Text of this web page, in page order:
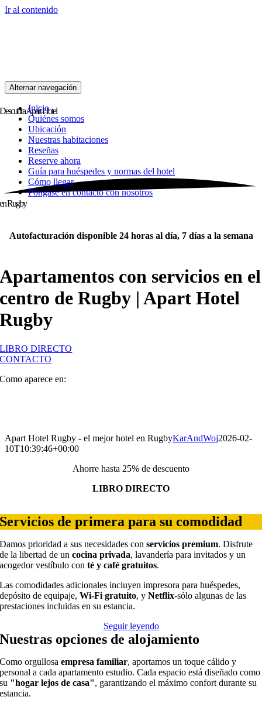
Ir al contenido
Alternar navegación
Inicio
Quiénes somos
Ubicación
Nuestras habitaciones
Reseñas
Reserve ahora
Guía para huéspedes y normas del hotel
Cómo llegar
Póngase en contacto con nosotros
DescubraApart Hotel
en Rugby
Autofacturación disponible 24 horas al día, 7 días a la semana
Apartamentos con servicios en el
centro de Rugby | Apart Hotel
Rugby
LIBRO DIRECTO
CONTACTO
Como aparece en:
Apart Hotel Rugby - el mejor hotel en RugbyKarAndWoj2026-02-
10T10:39:46+00:00
Ahorre hasta 25% de descuento
LIBRO DIRECTO
Servicios de primera para su comodidad
Damos prioridad a sus necesidades conservicios premium. Disfrute
de la libertad de uncocina privada, lavandería para invitados y un
acogedor vestíbulo conté y café gratuitos.
Las comodidades adicionales incluyen impresora para huéspedes,
depósito de equipaje,Wi-Fi gratuito, yNetflix-sólo algunas de las
prestaciones incluidas en su estancia.
Seguir leyendo
Nuestras opciones de alojamiento
Como orgullosaempresa familiar, aportamos un toque cálido y
personal a cada apartamento estudio. Cada espacio está diseñado como
su "hogar lejos de casa", garantizando el máximo confort durante su
estancia.